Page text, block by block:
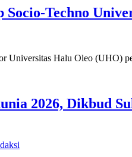
Socio-Techno
Halu Oleo (UHO)
2026, Dikbud